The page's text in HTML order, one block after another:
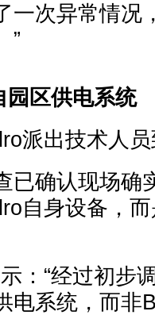
一次异常情况
”
区供电系统
派出技术人
已确认现场确
自身设备，
：“经过初步
电系统，而非